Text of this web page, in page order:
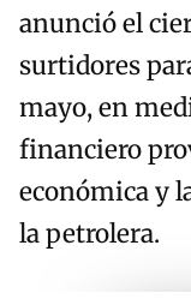
anunció el
surtidores
mayo, en
financiero
económica y
la petrolera.